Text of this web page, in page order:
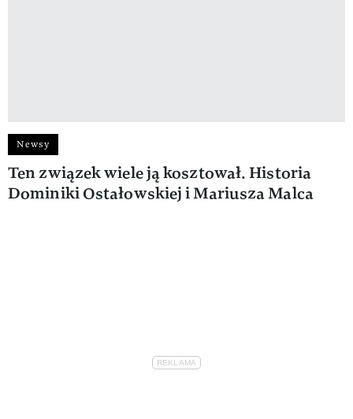
Newsy
Ten związek wiele ją kosztował. Historia
Dominiki Ostałowskiej i Mariusza Malca